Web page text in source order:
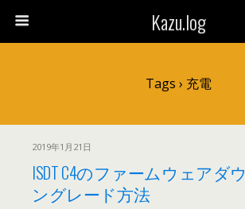
Kazu.log
Tags › 充電
2019年1月21日
ISDT C4のファームウェアダウ
ングレード方法